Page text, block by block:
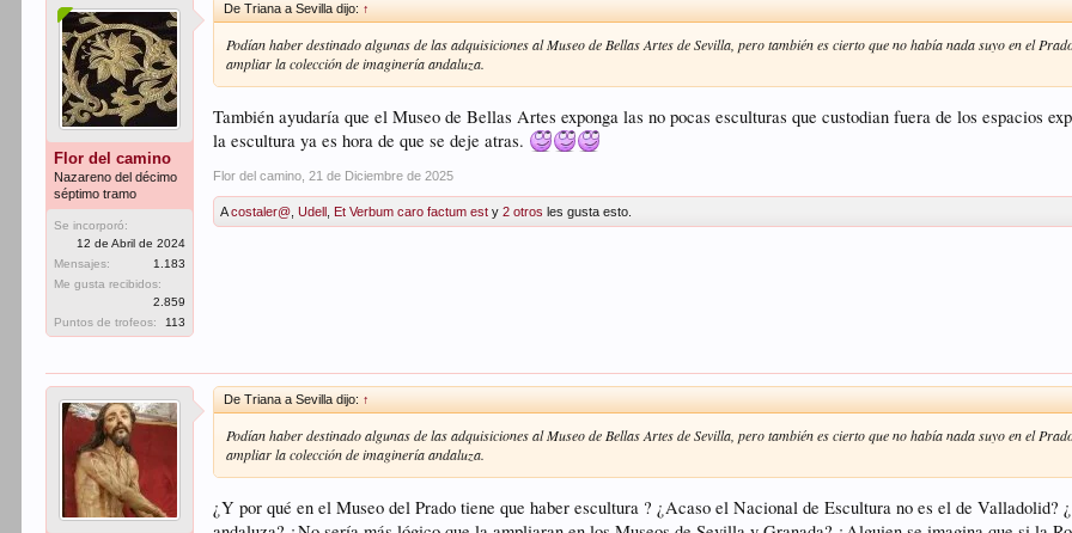
Flor del camino
Nazareno del décimo
séptimo tramo
Se incorporó:
12 de Abril de 2024
Mensajes:
1.183
Me gusta recibidos:
2.859
Puntos de trofeos:
113
De Triana a Sevilla dijo: ↑
Podían haber destinado algunas de las adquisiciones al Museo de Bellas Artes de Sevilla, pero también es cierto que no había nada suyo en el
ampliar la colección de imaginería andaluza.
También ayudaría que el Museo de Bellas Artes exponga las no pocas esculturas que custodian fuera de los espacios
la escultura ya es hora de que se deje atras.
Flor del camino 21 de Diciembre de 2025
Acostaler@ ,Udell ,Et Verbum caro factum est y2 otros les gusta esto.
De Triana a Sevilla dijo: ↑
Podían haber destinado algunas de las adquisiciones al Museo de Bellas Artes de Sevilla, pero también es cierto que no había nada suyo en el
ampliar la colección de imaginería andaluza.
¿Y por qué en el Museo del Prado tiene que haber escultura ? ¿Acaso el Nacional de Escultura no es el de